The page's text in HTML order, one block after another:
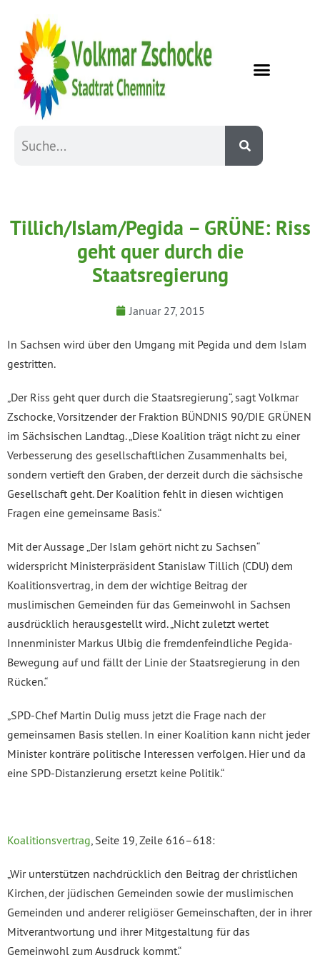
Tillich/Islam/Pegida – GRÜNE: Riss
geht quer durch die
Staatsregierung
Januar 27, 2015
In Sachsen wird über den Umgang mit Pegida und dem Islam
gestritten.
„Der Riss geht quer durch die Staatsregierung“, sagt Volkmar
Zschocke, Vorsitzender der Fraktion BÜNDNIS 90/DIE GRÜNEN
im Sächsischen Landtag. „Diese Koalition trägt nicht zu einer
Verbesserung des gesellschaftlichen Zusammenhalts bei,
sondern vertieft den Graben, der derzeit durch die sächsische
Gesellschaft geht. Der Koalition fehlt in diesen wichtigen
Fragen eine gemeinsame Basis.“
Mit der Aussage „Der Islam gehört nicht zu Sachsen“
widerspricht Ministerpräsident Stanislaw Tillich (CDU) dem
Koalitionsvertrag, in dem der wichtige Beitrag der
muslimischen Gemeinden für das Gemeinwohl in Sachsen
ausdrücklich herausgestellt wird. „Nicht zuletzt wertet
Innenminister Markus Ulbig die fremdenfeindliche Pegida-
Bewegung auf und fällt der Linie der Staatsregierung in den
Rücken.“
„SPD-Chef Martin Dulig muss jetzt die Frage nach der
gemeinsamen Basis stellen. In einer Koalition kann nicht jeder
Minister konträre politische Interessen verfolgen. Hier und da
eine SPD-Distanzierung ersetzt keine Politik.“
Koalitionsvertrag , Seite 19, Zeile 616–618:
„Wir unterstützen nachdrücklich den Beitrag der christlichen
Kirchen, der jüdischen Gemeinden sowie der muslimischen
Gemeinden und anderer religiöser Gemeinschaften, der in ihrer
Mitverantwortung und ihrer Mitgestaltung für das
Gemeinwohl zum Ausdruck kommt.“